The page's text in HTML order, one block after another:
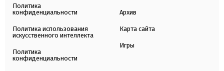
Политика
конфиденциальности
Политика использования
искусственного интеллекта
Политика
конфиденциальности
Архив
Карта сайта
Игры